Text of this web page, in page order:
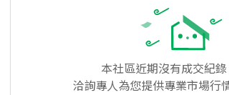
本社區近期沒有成交紀
洽詢專人為您提供專業市場行